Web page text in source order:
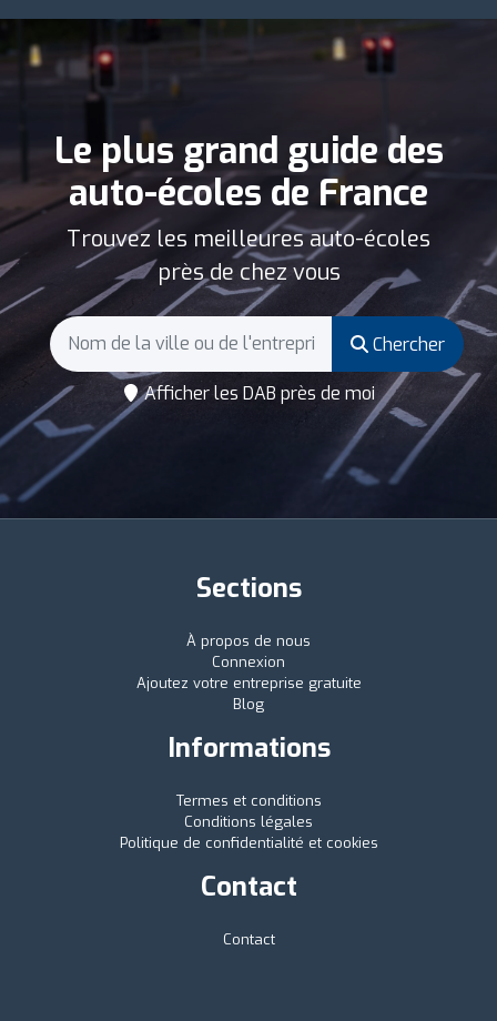
Le plus grand guide des
auto-écoles de France
Trouvez les meilleures auto-écoles
près de chez vous
Chercher
Afficher les DAB près de moi
Sections
À propos de nous
Connexion
Ajoutez votre entreprise gratuite
Blog
Informations
Termes et conditions
Conditions légales
Politique de confidentialité et cookies
Contact
Contact